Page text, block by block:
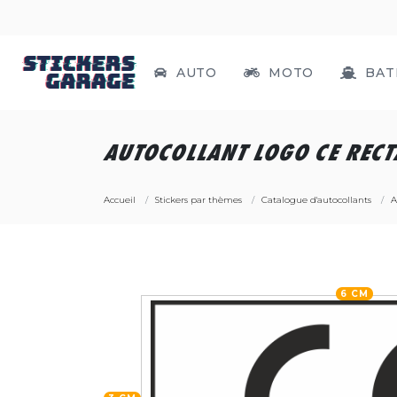
AUTO MOTO
AUTOCOLLANT LOGO CE
Accueil Stickers par thèmes Catalogue d'autocollants
6 CM